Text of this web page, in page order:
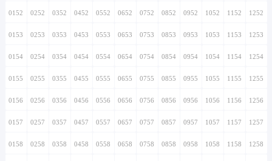
0152 0252 0352 0452 0552 0652 0752 0852 0952 1052 1152 1252
0153 0253 0353 0453 0553 0653 0753 0853 0953 1053 1153 1253
0154 0254 0354 0454 0554 0654 0754 0854 0954 1054 1154 1254
0155 0255 0355 0455 0555 0655 0755 0855 0955 1055 1155 1255
0156 0256 0356 0456 0556 0656 0756 0856 0956 1056 1156 1256
0157 0257 0357 0457 0557 0657 0757 0857 0957 1057 1157 1257
0158 0258 0358 0458 0558 0658 0758 0858 0958 1058 1158 1258